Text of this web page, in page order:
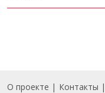
Footer
О проекте Контакты